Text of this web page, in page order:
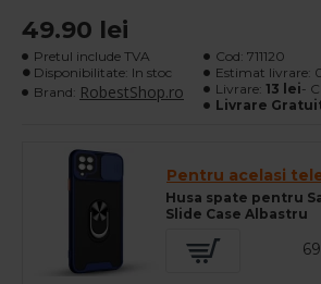
49.90 lei
Pretul include TVA
Disponibilitate: In stoc
Brand: RobestShop.ro
Cod: 711120
Estimat livrare:
Livrare: 13 lei-
Livrare
Pentru acelasi
Husa spate pentru
Slide Case Albastru